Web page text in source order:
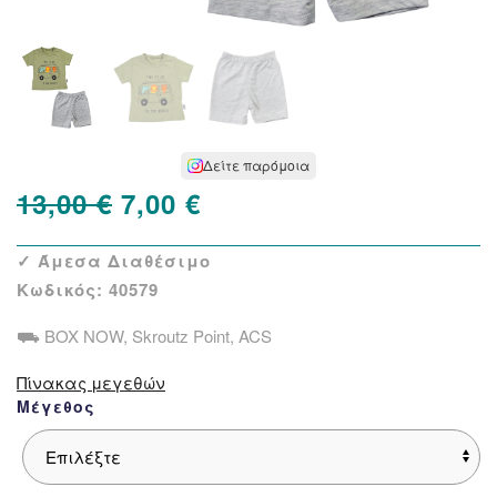
Δείτε παρόμοια
13,00€ Original
price
was:
7,00 €
τρέχουσα
τιμή
7,00 €.
✓ Άμεσα Διαθέσιμο
Κωδικός: 40579
⛟ BOX NOW, Skroutz Point, ACS
Πίνακας μεγεθών
Μέγεθος